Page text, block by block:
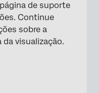
de suporte
Continue
sobre a
visualização.